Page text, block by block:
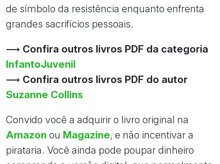
de símbolo da resistência enquanto enfrenta
grandes sacrifícios pessoais.
⟶ Confira outros livros PDF da categoria
InfantoJuvenil
⟶ Confira outros livros PDF do autor
Suzanne Collins
Convido você a adquirir o livro original na
Amazon ou Magazine, e não incentivar a
pirataria. Você ainda pode poupar dinheiro